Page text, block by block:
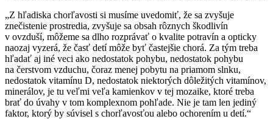
„Z hľadiska chorľavosti si musíme uvedomiť, že sa zvyšuje
znečistenie prostredia, zvyšuje sa obsah rôznych škodlivín
v ovzduší, môžeme sa dlho rozprávať o kvalite potravín a opticky
naozaj vyzerá, že časť detí môže byť častejšie chorá. Za tým treba
hľadať aj iné veci ako nedostatok pohybu, nedostatok pohybu
na čerstvom vzduchu, čoraz menej pobytu na priamom slnku,
nedostatok vitamínu D, nedostatok niektorých dôležitých vitamínov,
minerálov, je tu veľmi veľa kamienkov v tej mozaike, ktoré treba
brať do úvahy v tom komplexnom pohľade. Nie je tam len jediný
faktor, ktorý by súvisel s chorľavosťou alebo ochorením u detí.“